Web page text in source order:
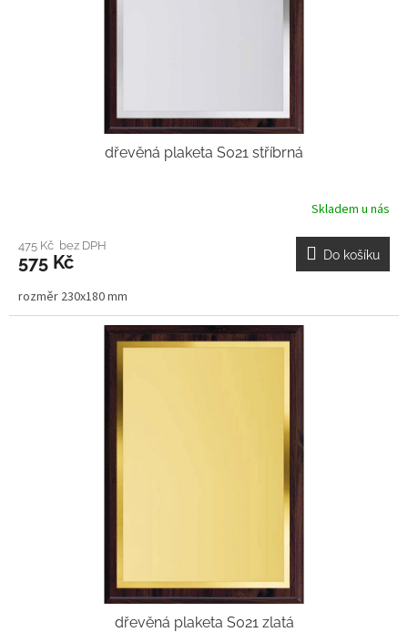
dřevěná plaketa S021 stříbrná
Skladem u nás
475 Kč bez DPH
575 Kč Do košíku
rozměr 230x180 mm
dřevěná plaketa S021 zlatá